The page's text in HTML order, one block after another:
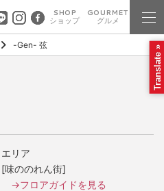
SHOP
ショップ
GOURMET
グルメ
-Gen- 弦
エリア
[味ののれん街]
→フロアガイドを見る
Translate »